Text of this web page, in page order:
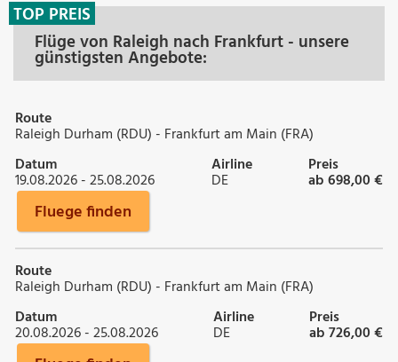
Flüge von Raleigh nach Frankfurt - unsere
günstigsten Angebote:
TOP PREIS
Route
Raleigh Durham (RDU) - Frankfurt am Main (FRA)
Datum
19.08.2026 - 25.08.2026
Airline
DE
Preis
ab 698,00 €
Fluege finden
Route
Raleigh Durham (RDU) - Frankfurt am Main (FRA)
Datum
20.08.2026 - 25.08.2026
Airline
DE
Preis
ab 726,00 €